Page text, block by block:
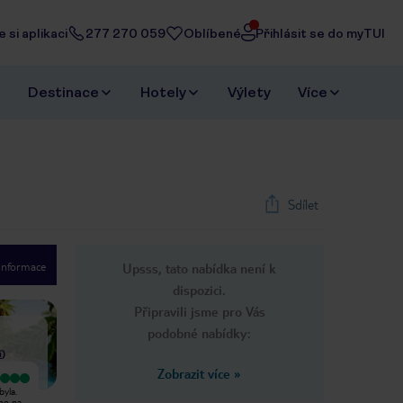
si aplikaci 277 270 059 Oblíbené Přihlásit se do myTUI
Destinace Hotely Výlety Více
Sdílet
Upsss, tato nabídka není k
dispozici.
Připravili jsme pro Vás
podobné nabídky:
Zobrazit více »
Next slide
1/ 18
)
Vyjímečný